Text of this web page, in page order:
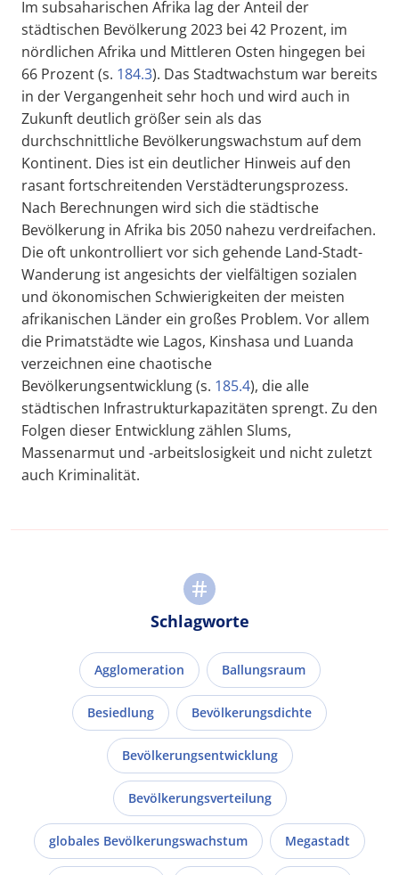
Im subsaharischen Afrika lag der Anteil der
städtischen Bevölkerung 2023 bei 42 Prozent, im
nördlichen Afrika und Mittleren Osten hingegen bei
66 Prozent (s. 184.3). Das Stadtwachstum war bereits
in der Vergangenheit sehr hoch und wird auch in
Zukunft deutlich größer sein als das
durchschnittliche Bevölkerungswachstum auf dem
Kontinent. Dies ist ein deutlicher Hinweis auf den
rasant fortschreitenden Verstädterungsprozess.
Nach Berechnungen wird sich die städtische
Bevölkerung in Afrika bis 2050 nahezu verdreifachen.
Die oft unkontrolliert vor sich gehende Land-Stadt-
Wanderung ist angesichts der vielfältigen sozialen
und ökonomischen Schwierigkeiten der meisten
afrikanischen Länder ein großes Problem. Vor allem
die Primatstädte wie Lagos, Kinshasa und Luanda
verzeichnen eine chaotische
Bevölkerungsentwicklung (s. 185.4), die alle
städtischen Infrastrukturkapazitäten sprengt. Zu den
Folgen dieser Entwicklung zählen Slums,
Massenarmut und -arbeitslosigkeit und nicht zuletzt
auch Kriminalität.
Schlagworte
Agglomeration Ballungsraum
Besiedlung Bevölkerungsdichte
Bevölkerungsentwicklung
Bevölkerungsverteilung
globales Bevölkerungswachstum Megastadt